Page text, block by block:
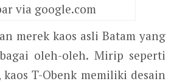
via google.com
merek kaos asli Batam yang
oleh-oleh. Mirip seperti
kaos T-Obenk memiliki desain